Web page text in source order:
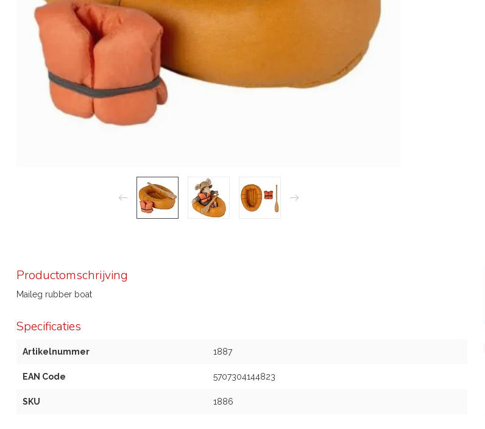
Productomschrijving
Maileg rubber boat
Specificaties
Artikelnummer 1887
EAN Code 5707304144823
SKU 1886